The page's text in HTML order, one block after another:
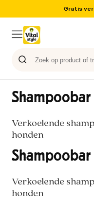
Op werkdagen voor
Shampoobar
Verkoelende
honden
Shampoobar
Verkoelende
honden